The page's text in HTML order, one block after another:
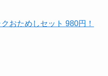
おためしセット 980円！